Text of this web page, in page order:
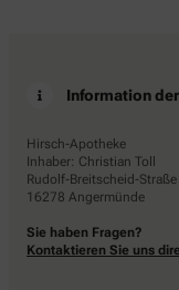
Information
Hirsch-Apotheke
Inhaber: Christian Toll
Rudolf-Breitscheid-Straße
16278 Angermünde
Sie haben Fragen?
Kontaktieren Sie uns